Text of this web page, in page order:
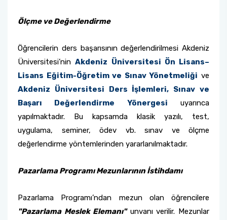
Ölçme ve Değerlendirme
Öğrencilerin ders başarısının değerlendirilmesi Akdeniz
Üniversitesi’ninAkdeniz Üniversitesi Ön Lisans–
Lisans Eğitim-Öğretim ve Sınav Yönetmeliği ve
Akdeniz Üniversitesi Ders İşlemleri, Sınav ve
Başarı Değerlendirme Yönergesi uyarınca
yapılmaktadır. Bu kapsamda klasik yazılı, test,
uygulama, seminer, ödev vb. sınav ve ölçme
değerlendirme yöntemlerinden yararlanılmaktadır.
Pazarlama Programı Mezunlarının İstihdamı
Pazarlama Programı’ndan mezun olan öğrencilere
"Pazarlama Meslek Elemanı"unvanı verilir. Mezunlar